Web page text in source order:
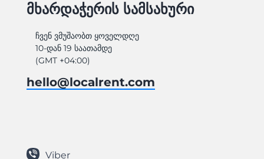
მხარდაჭერის სამსახური
ჩვენ ვმუშაობთ ყოველდღე
10-დან 19 საათამდე
(GMT +04:00)
hello@localrent.com
Viber